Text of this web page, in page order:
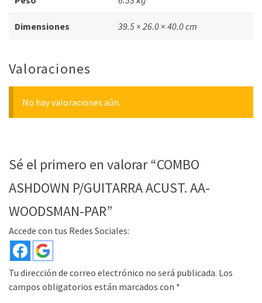
Dimensiones 39.5 × 26.0 × 40.0 cm
Valoraciones
No hay valoraciones aún.
Sé el primero en valorar “COMBO
ASHDOWN P/GUITARRA ACUST. AA-
WOODSMAN-PAR”
Accede con tus Redes Sociales:
Tu dirección de correo electrónico no será publicada. Los
campos obligatorios están marcados con *